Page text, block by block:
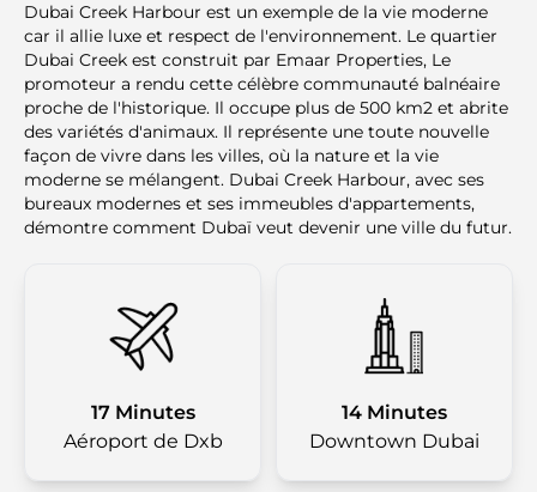
Dubai Creek Harbour est un exemple de la vie moderne
car il allie luxe et respect de l'environnement. Le quartier
Dubai Creek est construit par Emaar Properties, Le
promoteur a rendu cette célèbre communauté balnéaire
proche de l'historique. Il occupe plus de 500 km2 et abrite
des variétés d'animaux. Il représente une toute nouvelle
façon de vivre dans les villes, où la nature et la vie
moderne se mélangent. Dubai Creek Harbour, avec ses
bureaux modernes et ses immeubles d'appartements,
démontre comment Dubaï veut devenir une ville du futur.
17 Minutes
Aéroport de Dxb
14 Minutes
Downtown Dubai